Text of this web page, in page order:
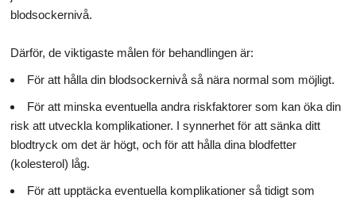
blodsockernivå.
Därför, de viktigaste målen för behandlingen är:
För att hålla din blodsockernivå så nära normal som möjligt.
För att minska eventuella andra riskfaktorer som kan öka din
risk att utveckla komplikationer. I synnerhet för att sänka ditt
blodtryck om det är högt, och för att hålla dina blodfetter
(kolesterol) låg.
För att upptäcka eventuella komplikationer så tidigt som